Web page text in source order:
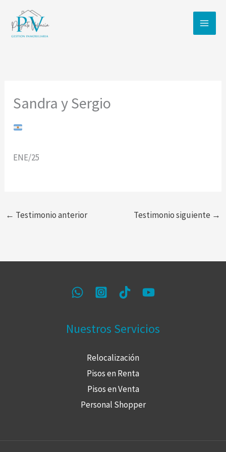
contenido
Sandra y Sergio
ENE/25
← Testimonio anterior Testimonio siguiente →
Nuestros Servicios
Relocalización
Pisos en Renta
Pisos en Venta
Personal Shopper